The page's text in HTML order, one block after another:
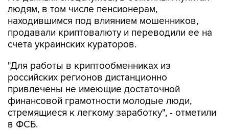
людям, в том числе пенсионерам,
находившимся под влиянием мошенников,
продавали криптовалюту и переводили ее на
счета украинских кураторов.
"Для работы в криптообменниках из
российских регионов дистанционно
привлечены не имеющие достаточной
финансовой грамотности молодые люди,
стремящиеся к легкому заработку", - отметили
в ФСБ.